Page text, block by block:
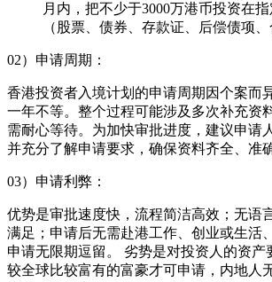
月内，把不少于3000万港币投资在
（股票、债券、存款证、后偿债项
02）申请周期：
香港投资者入境计划的申请周期因个案而
一年不等。整个过程可能涉及多次补充资
需耐心等待。为加快审批进度，建议申请
并充分了解申请要求，确保资料齐全、准确
03）申请利弊：
优势是审批速度快，流程简洁高效；无语
满足；申请后无需赴港工作、创业或生活
申请无限期逗留。 劣势是对投资人的资产
较全球比较富有的富豪才可申请，内地人